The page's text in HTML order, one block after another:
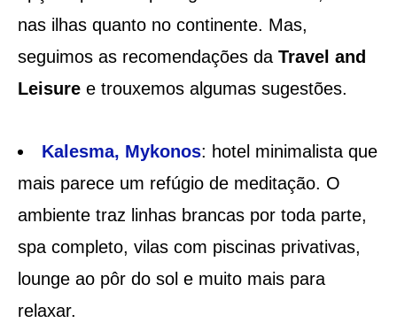
nas ilhas quanto no continente. Mas,
seguimos as recomendações da Travel and
Leisuree trouxemos algumas sugestões.
Kalesma, Mykonos: hotel minimalista que
mais parece um refúgio de meditação. O
ambiente traz linhas brancas por toda parte,
spa completo, vilas com piscinas privativas,
lounge ao pôr do sol e muito mais para
relaxar.